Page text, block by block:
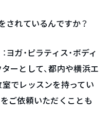
されているんですか？
：ヨガ・ピラティス・ボディ
ーとして、都内や横浜エ
でレッスンを持ってい
ご依頼いただくことも